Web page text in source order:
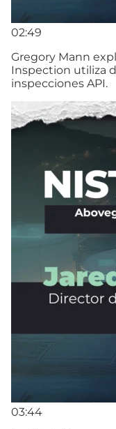
02:49
Gregory Mann
Inspection utiliza
inspecciones API.
03:44